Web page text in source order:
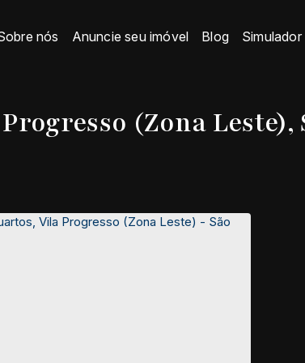
Simulador
Blog
Anuncie seu imóvel
nós
(Zona Leste),